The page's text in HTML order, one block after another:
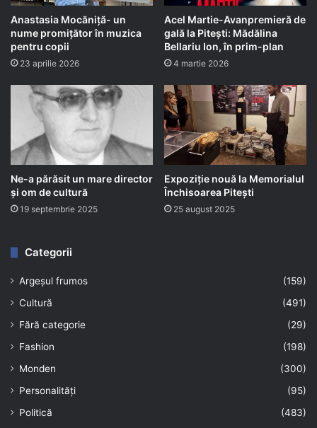
Anastasia Mocăniță- un
nume promițător în muzica
pentru copii
23 aprilie 2026
Acel Martie-Avanpremieră de
gală la Pitești: Mădălina
Bellariu Ion, în prim-plan
4 martie 2026
Ne-a părăsit un mare director
și om de cultură
19 septembrie 2025
Expoziție nouă la Memorialul
Închisoarea Pitești
25 august 2025
Categorii
Argeșul frumos
(159)
Cultură
(491)
Fără categorie
(29)
Fashion
(198)
Monden
(300)
Personalități
(95)
Politică
(483)